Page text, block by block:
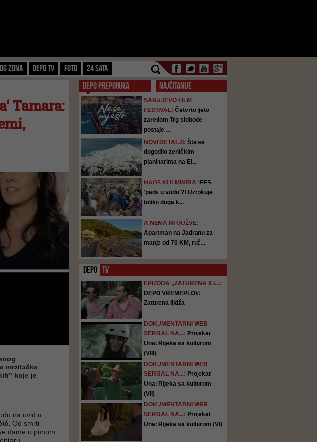
zona Depo TV FOTO 24 SATA
Tamara:
mrzilačke
koje je
na uvid u
Od smrti
dame u punom
DEPO PREPORUKA NAJČITANIJE
SARAJEVO FILM
FESTIVAL: Četvrto ljeto
zaredom Trg slobode
postaje ...
NOVI DETALJI: Šta se
dogodilo zeničkim
planinarima na El...
HAOS KULMINIRA: EES
'pada u vodu'?! Uzrokuje
toliko duga k...
A NEMA NI GUŽVE:
Apartman na Jadranu za
manje od 70 KM, ruč...
DEPO TV
EPIZODA „ZATURENA ILI...:
DEPO VREMEPLOV:
Zaturena Ilidža
DOKUMENTARNI WEB
SERIJAL NA...: Projekat
Una: Rijeka sa kulturom
(VIII)
DOKUMENTARNI WEB
SERIJAL NA...: Projekat
Una: Rijeka sa kulturom
(VII)
DOKUMENTARNI WEB
SERIJAL NA...: Projekat
Una: Rijeka sa kulturom (VI)